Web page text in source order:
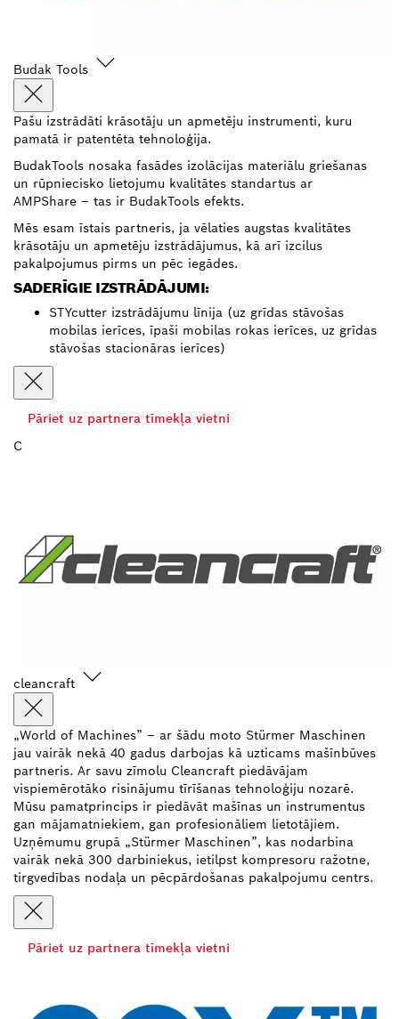
Budak Tools
Pašu izstrādāti krāsotāju un apmetēju instrumenti, kuru
pamatā ir patentēta tehnoloģija.
BudakTools nosaka fasādes izolācijas materiālu griešanas
un rūpniecisko lietojumu kvalitātes standartus ar
AMPShare – tas ir BudakTools efekts.
Mēs esam īstais partneris, ja vēlaties augstas kvalitātes
krāsotāju un apmetēju izstrādājumus, kā arī izcilus
pakalpojumus pirms un pēc iegādes.
SADERĪGIE IZSTRĀDĀJUMI:
STYcutter izstrādājumu līnija (uz grīdas stāvošas
mobilas ierīces, īpaši mobilas rokas ierīces, uz grīdas
stāvošas stacionāras ierīces)
Pāriet uz partnera tīmekļa vietni
C
cleancraft
„World of Machines” – ar šādu moto Stürmer Maschinen
jau vairāk nekā 40 gadus darbojas kā uzticams mašīnbūves
partneris. Ar savu zīmolu Cleancraft piedāvājam
vispiemērotāko risinājumu tīrīšanas tehnoloģiju nozarē.
Mūsu pamatprincips ir piedāvāt mašīnas un instrumentus
gan mājamatniekiem, gan profesionāliem lietotājiem.
Uzņēmumu grupā „Stürmer Maschinen”, kas nodarbina
vairāk nekā 300 darbiniekus, ietilpst kompresoru ražotne,
tirgvedības nodaļa un pēcpārdošanas pakalpojumu centrs.
Pāriet uz partnera tīmekļa vietni